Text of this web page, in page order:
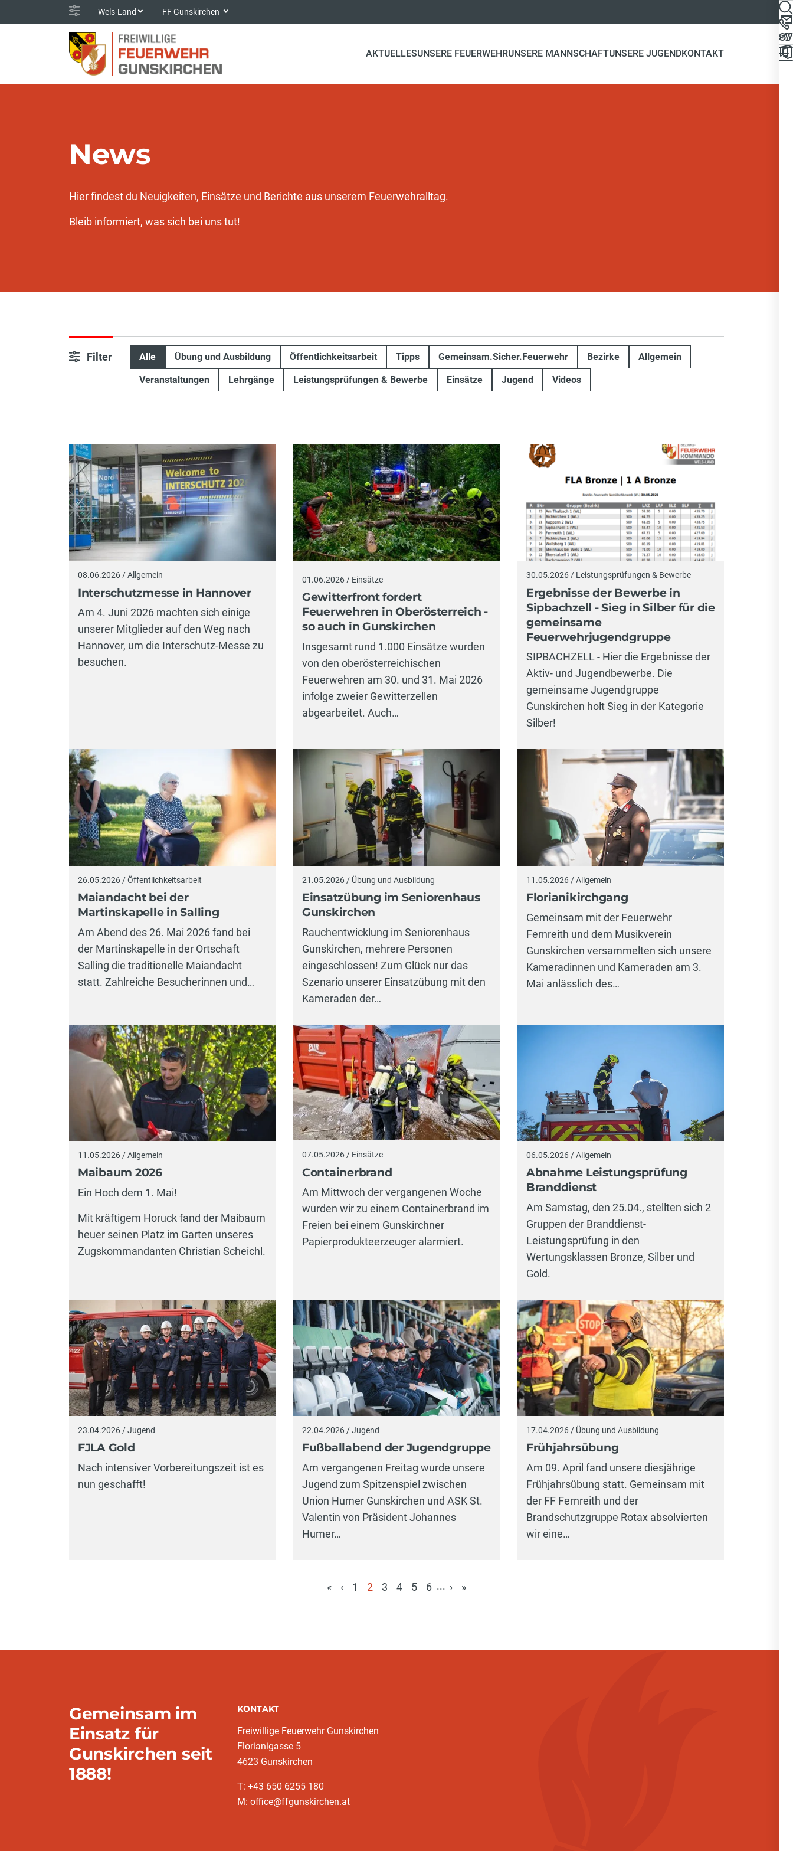
Wels-Land FF Gunskirchen
AKTUELLESUNSERE FEUERWEHRUNSERE MANNSCHAFTUNSERE JUGENDKONTAKT
News
Hier findest du Neuigkeiten, Einsätze und Berichte aus unserem Feuerwehralltag.
Bleib informiert, was sich bei uns tut!
Filter Alle Übung und Ausbildung Öffentlichkeitsarbeit Tipps Gemeinsam.Sicher.Feuerwehr Bezirke Allgemein
Veranstaltungen Lehrgänge Leistungsprüfungen & Bewerbe Einsätze Jugend Videos
08.06.2026 / Allgemein
Interschutzmesse in Hannover
Am 4. Juni 2026 machten sich einige
unserer Mitglieder auf den Weg nach
Hannover, um die Interschutz-Messe zu
besuchen.
01.06.2026 / Einsätze
Gewitterfront fordert
Feuerwehren in Oberösterreich -
so auch in Gunskirchen
Insgesamt rund 1.000 Einsätze wurden
von den oberösterreichischen
Feuerwehren am 30. und 31. Mai 2026
infolge zweier Gewitterzellen
abgearbeitet. Auch…
30.05.2026 / Leistungsprüfungen & Bewerbe
Ergebnisse der Bewerbe in
Sipbachzell - Sieg in Silber für die
gemeinsame
Feuerwehrjugendgruppe
SIPBACHZELL - Hier die Ergebnisse der
Aktiv- und Jugendbewerbe. Die
gemeinsame Jugendgruppe
Gunskirchen holt Sieg in der Kategorie
Silber!
26.05.2026 / Öffentlichkeitsarbeit
Maiandacht bei der
Martinskapelle in Salling
Am Abend des 26. Mai 2026 fand bei
der Martinskapelle in der Ortschaft
Salling die traditionelle Maiandacht
statt. Zahlreiche Besucherinnen und…
21.05.2026 / Übung und Ausbildung
Einsatzübung im Seniorenhaus
Gunskirchen
Rauchentwicklung im Seniorenhaus
Gunskirchen, mehrere Personen
eingeschlossen! Zum Glück nur das
Szenario unserer Einsatzübung mit den
Kameraden der…
11.05.2026 / Allgemein
Florianikirchgang
Gemeinsam mit der Feuerwehr
Fernreith und dem Musikverein
Gunskirchen versammelten sich unsere
Kameradinnen und Kameraden am 3.
Mai anlässlich des…
11.05.2026 / Allgemein
Maibaum 2026
Ein Hoch dem 1. Mai!
Mit kräftigem Horuck fand der Maibaum
heuer seinen Platz im Garten unseres
Zugskommandanten Christian Scheichl.
07.05.2026 / Einsätze
Containerbrand
Am Mittwoch der vergangenen Woche
wurden wir zu einem Containerbrand im
Freien bei einem Gunskirchner
Papierprodukteerzeuger alarmiert.
06.05.2026 / Allgemein
Abnahme Leistungsprüfung
Branddienst
Am Samstag, den 25.04., stellten sich 2
Gruppen der Branddienst-
Leistungsprüfung in den
Wertungsklassen Bronze, Silber und
Gold.
23.04.2026 / Jugend
FJLA Gold
Nach intensiver Vorbereitungszeit ist es
nun geschafft!
22.04.2026 / Jugend
Fußballabend der Jugendgruppe
Am vergangenen Freitag wurde unsere
Jugend zum Spitzenspiel zwischen
Union Humer Gunskirchen und ASK St.
Valentin von Präsident Johannes
Humer…
17.04.2026 / Übung und Ausbildung
Frühjahrsübung
Am 09. April fand unsere diesjährige
Frühjahrsübung statt. Gemeinsam mit
der FF Fernreith und der
Brandschutzgruppe Rotax absolvierten
wir eine…
« ‹ 1
2
3 4 5 6 ... › »
Gemeinsam im
Einsatz für
Gunskirchen seit
1888!
KONTAKT
Freiwillige Feuerwehr Gunskirchen
Florianigasse 5
4623 Gunskirchen
T: +43 650 6255 180
M: office@ffgunskirchen.at